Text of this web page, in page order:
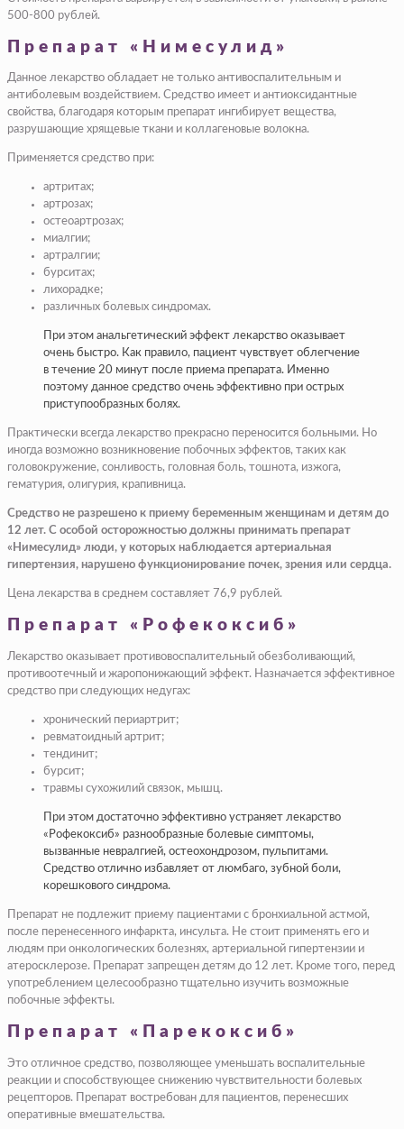
500-800 рублей.
Препарат «Нимесулид»
Данное лекарство обладает не только антивоспалительным и
антиболевым воздействием. Средство имеет и антиоксидантные
свойства, благодаря которым препарат ингибирует вещества,
разрушающие хрящевые ткани и коллагеновые волокна.
Применяется средство при:
артритах;
артрозах;
остеоартрозах;
миалгии;
артралгии;
бурситах;
лихорадке;
различных болевых синдромах.
При этом анальгетический эффект лекарство оказывает
очень быстро. Как правило, пациент чувствует облегчение
в течение 20 минут после приема препарата. Именно
поэтому данное средство очень эффективно при острых
приступообразных болях.
Практически всегда лекарство прекрасно переносится больными. Но
иногда возможно возникновение побочных эффектов, таких как
головокружение, сонливость, головная боль, тошнота, изжога,
гематурия, олигурия, крапивница.
Средство не разрешено к приему беременным женщинам и детям до
12 лет. С особой осторожностью должны принимать препарат
«Нимесулид» люди, у которых наблюдается артериальная
гипертензия, нарушено функционирование почек, зрения или сердца.
Цена лекарства в среднем составляет 76,9 рублей.
Препарат «Рофекоксиб»
Лекарство оказывает противовоспалительный обезболивающий,
противоотечный и жаропонижающий эффект. Назначается эффективное
средство при следующих недугах:
хронический периартрит;
ревматоидный артрит;
тендинит;
бурсит;
травмы сухожилий связок, мышц.
При этом достаточно эффективно устраняет лекарство
«Рофекоксиб» разнообразные болевые симптомы,
вызванные невралгией, остеохондрозом, пульпитами.
Средство отлично избавляет от люмбаго, зубной боли,
корешкового синдрома.
Препарат не подлежит приему пациентами с бронхиальной астмой,
после перенесенного инфаркта, инсульта. Не стоит применять его и
людям при онкологических болезнях, артериальной гипертензии и
атеросклерозе. Препарат запрещен детям до 12 лет. Кроме того, перед
употреблением целесообразно тщательно изучить возможные
побочные эффекты.
Препарат «Парекоксиб»
Это отличное средство, позволяющее уменьшать воспалительные
реакции и способствующее снижению чувствительности болевых
рецепторов. Препарат востребован для пациентов, перенесших
оперативные вмешательства.